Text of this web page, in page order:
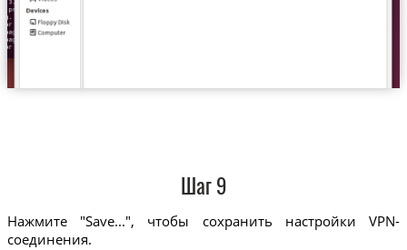
Шаг 9
Нажмите "Save...", чтобы сохранить настройки VPN-
соединения.